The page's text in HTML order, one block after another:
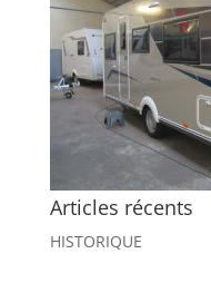
Articles récents
HISTORIQUE